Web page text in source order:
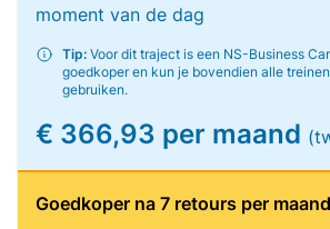
moment van de dag
Tip: Voor dit traject is een NS-Business
goedkoper en kun je bovendien alle
gebruiken.
€ 366,93 per maand
Goedkoper na 7 retours per maand